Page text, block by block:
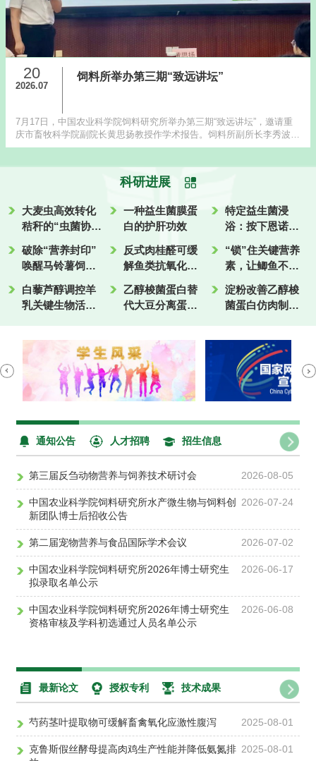
20
2026.07
饲料所举办第三期“致远讲坛”
7月17日，中国农业科学院饲料研究所举办第三期“致远讲坛”，邀请重
庆市畜牧科学院副院长黄思扬教授作学术报告。饲料所副所长李秀波出
席并主持讲坛。 黄思扬教授以“宠物人兽共患病防控研究进展”为题...
科研进展
大麦虫高效转化
秸秆的“虫菌协
一种益生菌膜蛋
白的护肝功效
特定益生菌浸
浴：按下恩诺沙
星“加速清除键”
破除“营养封印”
唤醒马铃薯饲料
能
反式肉桂醛可缓
解鱼类抗氧化应
“锁”住关键营养
素，让鲫鱼不怕
盐碱水
白藜芦醇调控羊
乳关键生物活性
乙醇梭菌蛋白替
代大豆分离蛋白
淀粉改善乙醇梭
菌蛋白仿肉制品
通知公告 人才招聘 招生信息
2026-08-05
第三届反刍动物营养与饲养技术研讨会
2026-07-24
中国农业科学院饲料研究所水产微生物与饲料创
新团队博士后招收公告
2026-07-02
第二届宠物营养与食品国际学术会议
2026-06-17
中国农业科学院饲料研究所2026年博士研究生
拟录取名单公示
2026-06-08
中国农业科学院饲料研究所2026年博士研究生
资格审核及学科初选通过人员名单公示
最新论文 授权专利 技术成果
2025-08-01
芍药茎叶提取物可缓解畜禽氧化应激性腹泻
2025-08-01
克鲁斯假丝酵母提高肉鸡生产性能并降低氨氮排